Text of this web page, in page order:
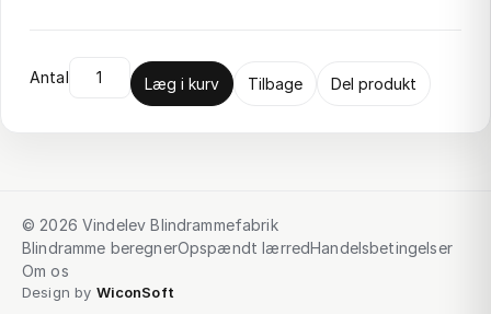
Antal Læg i kurv Tilbage Del produkt
© 2026 Vindelev Blindrammefabrik
Blindramme beregnerOpspændt lærredHandelsbetingelser
Om os
Design by WiconSoft